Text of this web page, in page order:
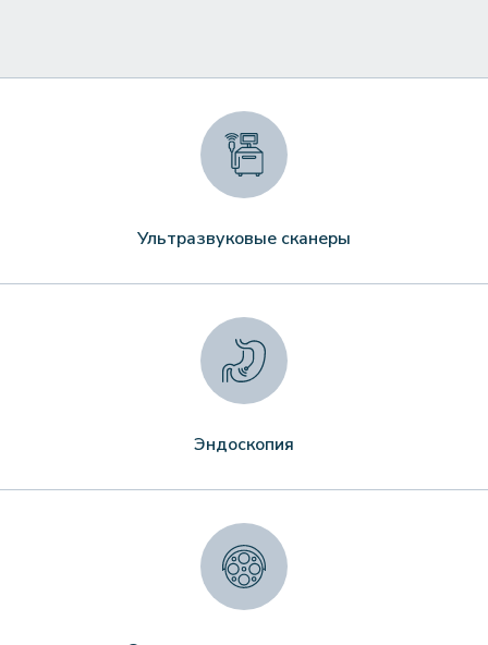
Ультразвуковые сканеры
Эндоскопия